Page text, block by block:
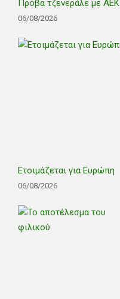
Πρόβα τζενεράλε με ΑΕΚ
06/08/2026
Ετοιμάζεται για Ευρώπη
06/08/2026